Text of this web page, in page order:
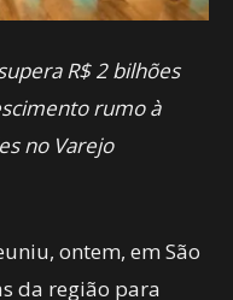
R$ 2 bilhões
rumo à
no Varejo
ontem, em São
da região para